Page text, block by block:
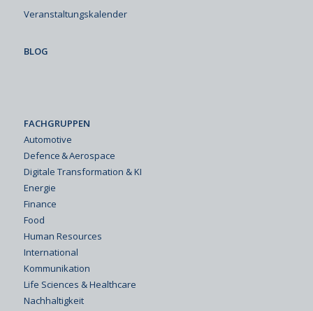
Veranstaltungskalender
BLOG
FACHGRUPPEN
Automotive
Defence & Aerospace
Digitale Transformation & KI
Energie
Finance
Food
Human Resources
International
Kommunikation
Life Sciences & Healthcare
Nachhaltigkeit